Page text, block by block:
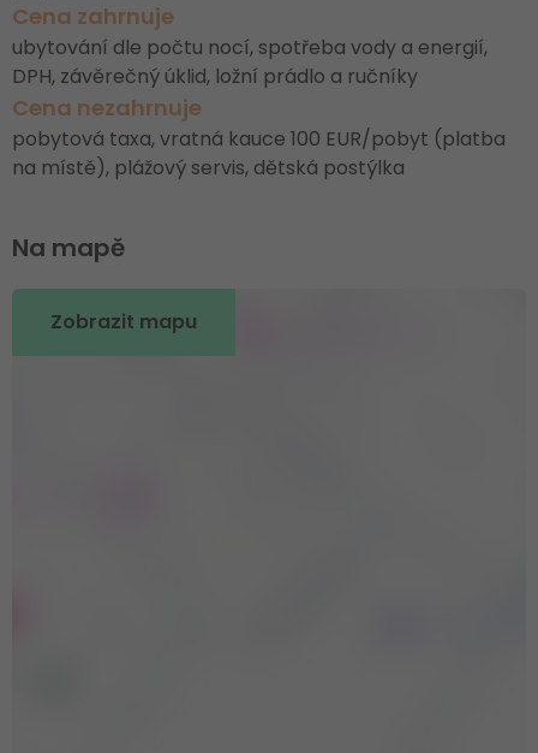
Cena zahrnuje
ubytování dle počtu nocí, spotřeba vody a energií,
DPH, závěrečný úklid, ložní prádlo a ručníky
Cena nezahrnuje
pobytová taxa, vratná kauce 100 EUR/pobyt (platba
na místě), plážový servis, dětská postýlka
Na mapě
Zobrazit mapu